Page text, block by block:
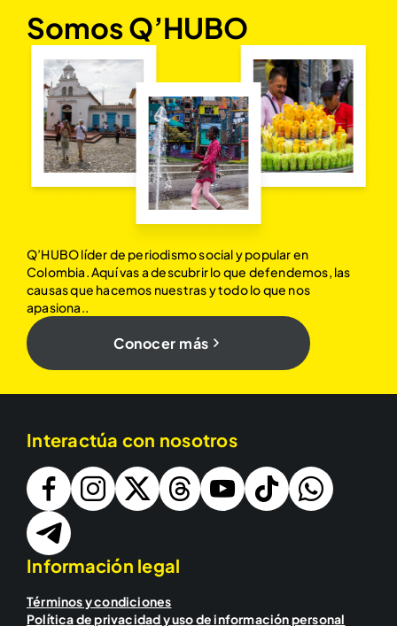
Somos Q’HUBO
Q’HUBO líder de periodismo social y popular en
Colombia. Aquí vas a descubrir lo que defendemos, las
causas que hacemos nuestras y todo lo que nos
apasiona..
Conocer más
Interactúa con nosotros
Información legal
Términos y condiciones
Política de privacidad y uso de información personal